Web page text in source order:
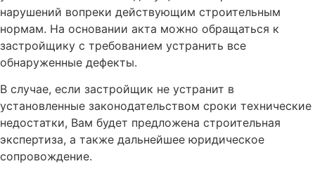
нарушений вопреки действующим строительным
нормам. На основании акта можно обращаться к
застройщику с требованием устранить все
обнаруженные дефекты.
В случае, если застройщик не устранит в
установленные законодательством сроки технические
недостатки, Вам будет предложена строительная
экспертиза, а также дальнейшее юридическое
сопровождение.